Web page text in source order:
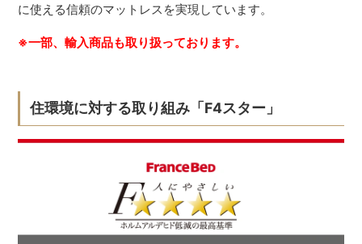
に使える信頼のマットレスを実現しています。
※一部、輸入商品も取り扱っております。
住環境に対する取り組み「F4スター」